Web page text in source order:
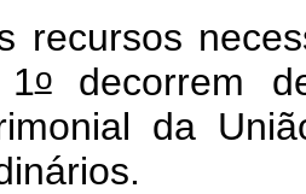
odecorrem
da